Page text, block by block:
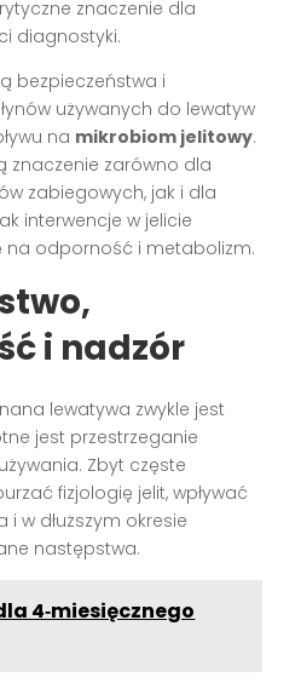
znaczenie dla
diagnostyki.
bezpieczeństwa i
używanych do lewatyw
na mikrobiom jelitowy.
znaczenie zarówno dla
zabiegowych, jak i dla
interwencje w jelicie
na odporność i metabolizm.
i nadzór
lewatywa zwykle jest
jest przestrzeganie
Zbyt częste
fizjologię jelit, wpływać
w dłuższym okresie
następstwa.
4‑miesięcznego